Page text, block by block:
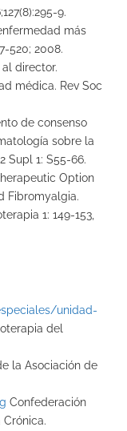
9.
más
520; 2008.
director.
médica. Rev Soc
de consenso
sobre la
Supl 1: S55-66.
Option
Fibromyalgia.
1: 149-153,
unidad-
del
la Asociación de
Confederación